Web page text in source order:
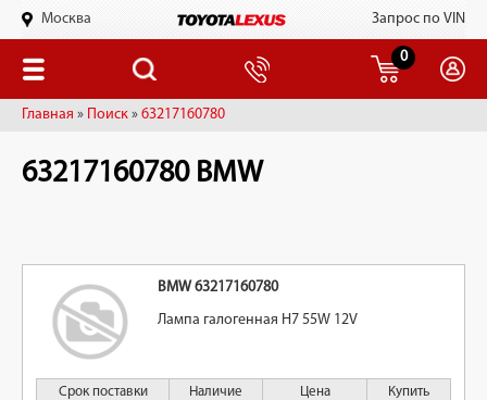
Москва Запрос по VIN
0
Главная » Поиск » 63217160780
63217160780 BMW
BMW 63217160780
Лампа галогенная H7 55W 12V
Срок поставки Наличие Цена Купить